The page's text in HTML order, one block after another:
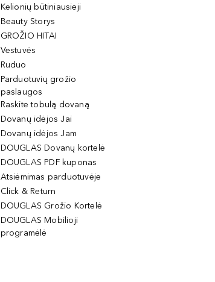
Kelionių būtiniausieji
Beauty Storys
GROŽIO HITAI
Vestuvės
Ruduo
Parduotuvių grožio
paslaugos
Raskite tobulą dovaną
Dovanų idėjos Jai
Dovanų idėjos Jam
DOUGLAS Dovanų kortelė
DOUGLAS PDF kuponas
Atsiėmimas parduotuvėje
Click & Return
DOUGLAS Grožio Kortelė
DOUGLAS Mobilioji
programėlė